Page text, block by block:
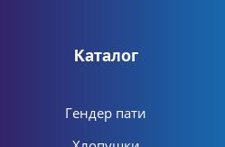
Каталог
Гендер пати